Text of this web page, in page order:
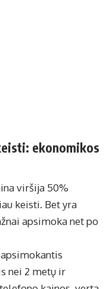
ekonomikos
viršija 50%
keisti. Bet yra
apsimoka net po
nei 2 metų ir